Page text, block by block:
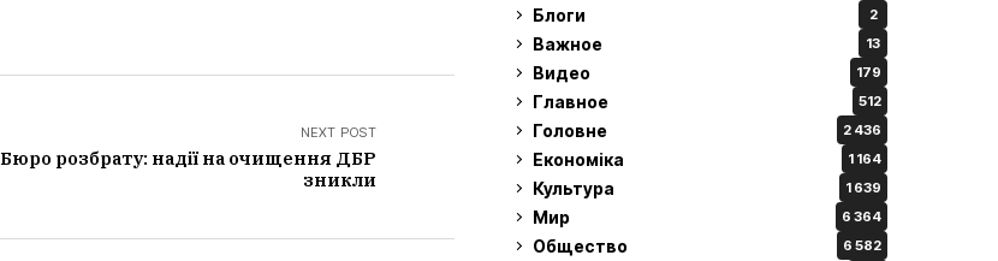
NEXT POST
Бюро розбрату: надії на очищення ДБР
зникли
Блоги 2
Важное 13
Видео 179
Главное 512
Головне 2 436
Економіка 1 164
Культура 1 639
Мир 6 364
Общество 6 582